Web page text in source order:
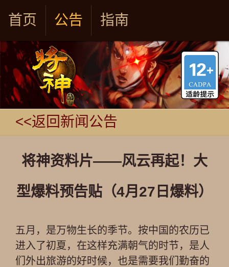
首页 公告 指南
<<返回新闻公告
将神资料片——风云再起！大
型爆料预告贴（4月27日爆料）
五月，是万物生长的季节。按中国的农历已
进入了初夏，在这样充满朝气的时节，是人
们外出旅游的好时候，也是需要我们勤奋的